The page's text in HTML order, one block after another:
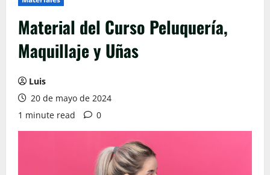
Material del Curso Peluquería,
Maquillaje y Uñas
Luis
20 de mayo de 2024
1 minute read
0